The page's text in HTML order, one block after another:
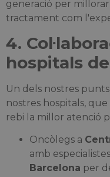
generació per
tractament com
4.
hospitals
Un dels nostres
nostres hospitals,
rebi la millor atenció
Oncòlegs a
amb
Barcelona per